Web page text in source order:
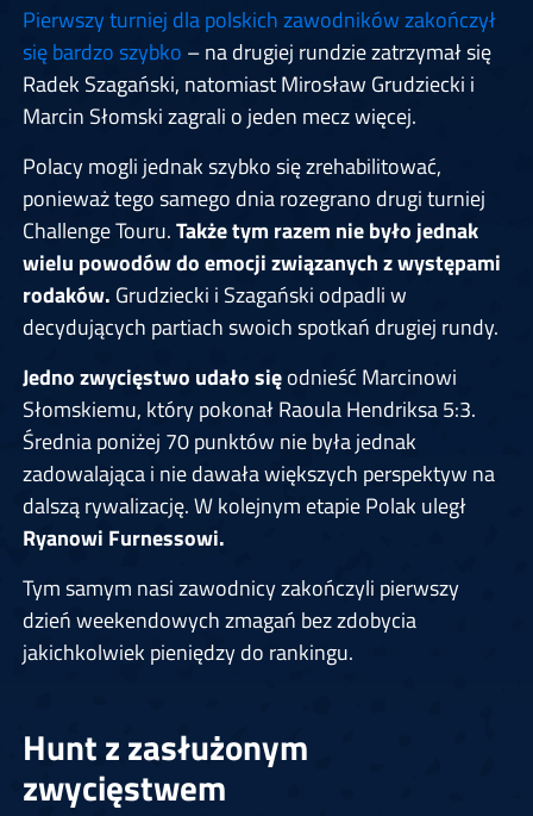
Pierwszy turniej dla polskich zawodników zakończył
się bardzo szybko – na drugiej rundzie zatrzymał się
Radek Szagański, natomiast Mirosław Grudziecki i
Marcin Słomski zagrali o jeden mecz więcej.
Polacy mogli jednak szybko się zrehabilitować,
ponieważ tego samego dnia rozegrano drugi turniej
Challenge Touru.Także tym razem nie było jednak
wielu powodów do emocji związanych z występami
rodaków. Grudziecki i Szagański odpadli w
decydujących partiach swoich spotkań drugiej rundy.
Jedno zwycięstwo udało sięodnieść Marcinowi
Słomskiemu, który pokonał Raoula Hendriksa 5:3.
Średnia poniżej 70 punktów nie była jednak
zadowalająca i nie dawała większych perspektyw na
dalszą rywalizację. W kolejnym etapie Polak uległ
Ryanowi Furnessowi.
Tym samym nasi zawodnicy zakończyli pierwszy
dzień weekendowych zmagań bez zdobycia
jakichkolwiek pieniędzy do rankingu.
Hunt z zasłużonym
zwycięstwem